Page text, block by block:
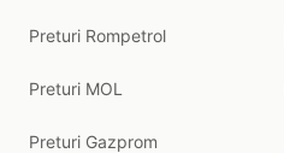
Preturi Rompetrol
Preturi MOL
Preturi Gazprom